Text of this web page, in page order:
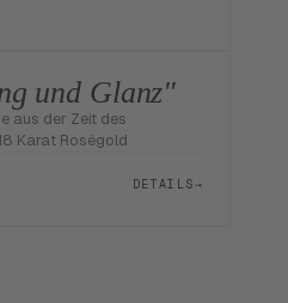
und Glanz"
aus der Zeit des
Karat Roségold
DETAILS→